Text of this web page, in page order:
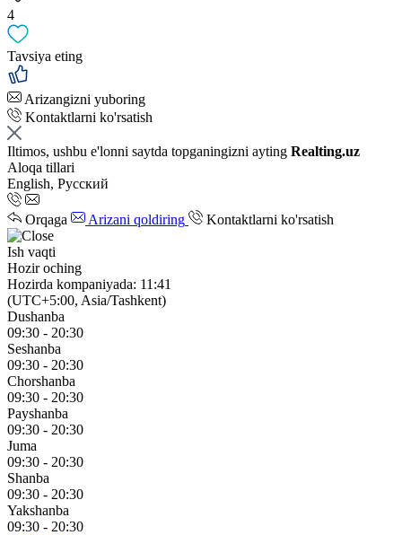
4
Tavsiya eting
Arizangizni yuboring
Kontaktlarni ko'rsatish
Iltimos, ushbu e'lonni saytda topganingizni ayting Realting.uz
Aloqa tillari
English, Русский
Orqaga Arizani qoldiring Kontaktlarni ko'rsatish
Ish vaqti
Hozir oching
Hozirda kompaniyada: 11:41
(UTC+5:00, Asia/Tashkent)
Dushanba
09:30 - 20:30
Seshanba
09:30 - 20:30
Chorshanba
09:30 - 20:30
Payshanba
09:30 - 20:30
Juma
09:30 - 20:30
Shanba
09:30 - 20:30
Yakshanba
09:30 - 20:30